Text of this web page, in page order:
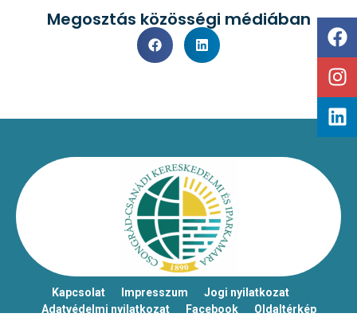
Megosztás közösségi médiában
Kapcsolat Impresszum
Jogi nyilatkozat
Adatvédelmi nyilatkozat
Facebook Oldaltérkép